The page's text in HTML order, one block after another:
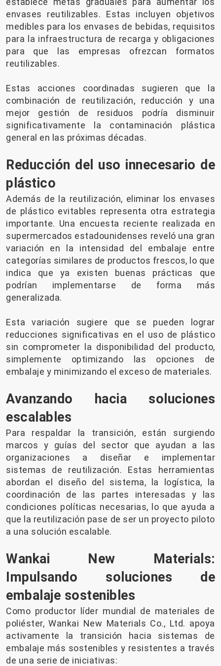
envases reutilizables. Estas incluyen objetivos
medibles para los envases de bebidas, requisitos
para la infraestructura de recarga y obligaciones
para que las empresas ofrezcan formatos
reutilizables.
Estas acciones coordinadas sugieren que la
combinación de reutilización, reducción y una
mejor gestión de residuos podría disminuir
significativamente la contaminación plástica
general en las próximas décadas.
Reducción del uso innecesario de
plástico
Además de la reutilización, eliminar los envases
de plástico evitables representa otra estrategia
importante. Una encuesta reciente realizada en
supermercados estadounidenses reveló una gran
variación en la intensidad del embalaje entre
categorías similares de productos frescos, lo que
indica que ya existen buenas prácticas que
podrían implementarse de forma más
generalizada.
Esta variación sugiere que se pueden lograr
reducciones significativas en el uso de plástico
sin comprometer la disponibilidad del producto,
simplemente optimizando las opciones de
embalaje y minimizando el exceso de materiales.
Avanzando hacia soluciones
escalables
Para respaldar la transición, están surgiendo
marcos y guías del sector que ayudan a las
organizaciones a diseñar e implementar
sistemas de reutilización. Estas herramientas
abordan el diseño del sistema, la logística, la
coordinación de las partes interesadas y las
condiciones políticas necesarias, lo que ayuda a
que la reutilización pase de ser un proyecto piloto
a una solución escalable.
Wankai New Materials:
Impulsando soluciones de
embalaje sostenibles
Como productor líder mundial de materiales de
poliéster, Wankai New Materials Co., Ltd. apoya
activamente la transición hacia sistemas de
embalaje más sostenibles y resistentes a través
de una serie de iniciativas: